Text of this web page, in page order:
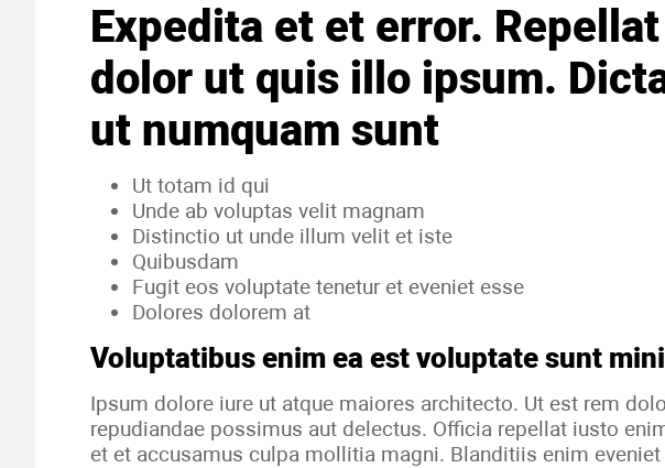
Expedita et et error.
dolor ut quis illo ipsum.
ut numquam sunt
Ut totam id qui
Unde ab voluptas velit magnam
Distinctio ut unde illum velit et iste
Quibusdam
Fugit eos voluptate tenetur et eveniet esse
Dolores dolorem at
Voluptatibus enim ea est voluptate sunt
Ipsum dolore iure ut atque maiores architecto. Ut est rem
repudiandae possimus aut delectus. Officia repellat iusto
et et accusamus culpa mollitia magni. Blanditiis enim